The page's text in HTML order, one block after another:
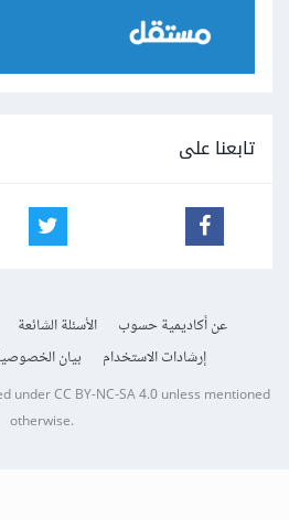
تابعنا على
عن أكاديمية حسوب الأسئلة الشائعة
إرشادات الاستخدام
بيان
underCC BY-NC-SA 4.0unless mentioned
otherwise.